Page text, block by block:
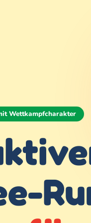
Wettkampfcharakter